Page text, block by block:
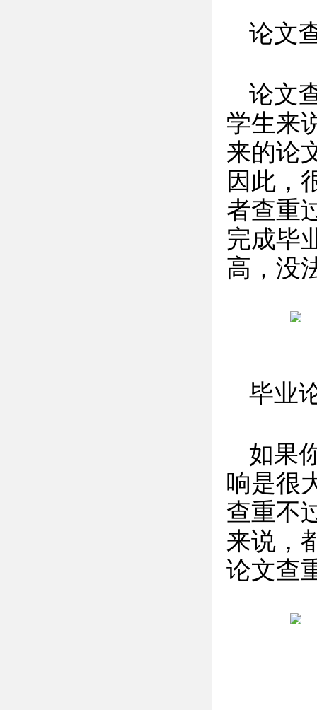
论文
论文
学生来
来的论
因此，
者查重
完成毕
高，没
毕业
如果
响是很
查重不
来说，
论文查